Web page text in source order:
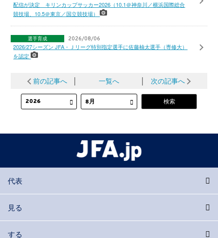
配信が決定 キリンカップサッカー2026（10.1＠神奈川／横浜国際総合
競技場、10.5＠東京／国立競技場）
選手育成 2026/08/06
2026/27シーズン JFA・Ｊリーグ特別指定選手に佐藤柚太選手（専修大）
を認定
前の記事へ 一覧へ 次の記事へ
代表
見る
する